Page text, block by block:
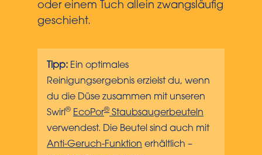
oder einem Tuch allein zwangsläufig
geschieht.
Tipp: Ein optimales
Reinigungsergebnis erzielst du, wenn
du die Düse zusammen mit unseren
Swirl ® EcoPor® Staubsaugerbeuteln
verwendest. Die Beutel sind auch mit
Anti-Geruch-Funktion erhältlich –